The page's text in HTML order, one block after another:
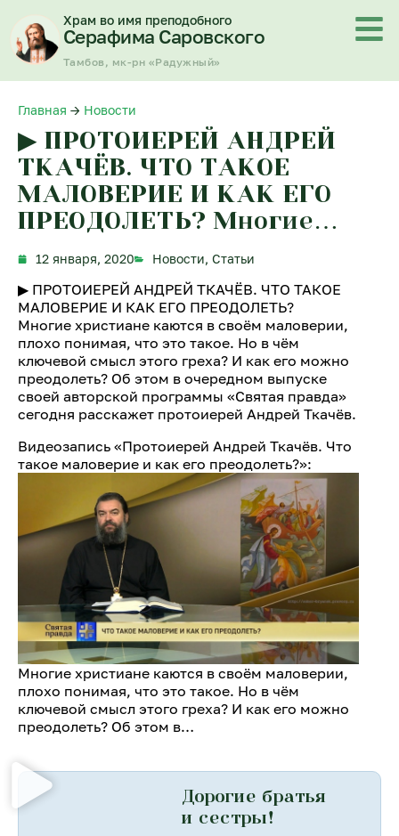
содержимому
Храм во имя преподобного
Серафима Саровского
Тамбов, мк-рн «Радужный»
Главная → Новости
▶ ПРОТОИЕРЕЙ АНДРЕЙ
ТКАЧЁВ. ЧТО ТАКОЕ
МАЛОВЕРИЕ И КАК ЕГО
ПРЕОДОЛЕТЬ? Многие…
12 января, 2020 Новости, Статьи
▶ ПРОТОИЕРЕЙ АНДРЕЙ ТКАЧЁВ. ЧТО ТАКОЕ
МАЛОВЕРИЕ И КАК ЕГО ПРЕОДОЛЕТЬ?
Многие христиане каются в своём маловерии,
плохо понимая, что это такое. Но в чём
ключевой смысл этого греха? И как его можно
преодолеть? Об этом в очередном выпуске
своей авторской программы «Святая правда»
сегодня расскажет протоиерей Андрей Ткачёв.
Видеозапись «Протоиерей Андрей Ткачёв. Что
такое маловерие и как его преодолеть?»:
Многие христиане каются в своём маловерии,
плохо понимая, что это такое. Но в чём
ключевой смысл этого греха? И как его можно
преодолеть? Об этом в…
Дорогие братья
и сестры!